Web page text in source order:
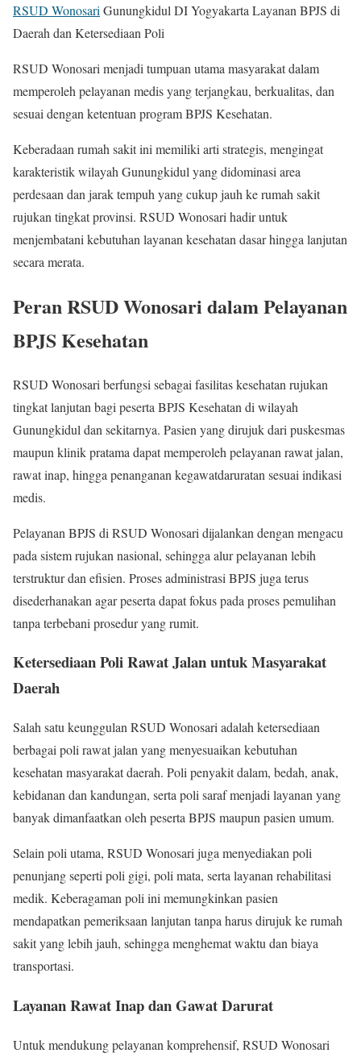
RSUD Wonosari Gunungkidul DI Yogyakarta Layanan BPJS di
Daerah dan Ketersediaan Poli
RSUD Wonosari menjadi tumpuan utama masyarakat dalam
memperoleh pelayanan medis yang terjangkau, berkualitas, dan
sesuai dengan ketentuan program BPJS Kesehatan.
Keberadaan rumah sakit ini memiliki arti strategis, mengingat
karakteristik wilayah Gunungkidul yang didominasi area
perdesaan dan jarak tempuh yang cukup jauh ke rumah sakit
rujukan tingkat provinsi. RSUD Wonosari hadir untuk
menjembatani kebutuhan layanan kesehatan dasar hingga lanjutan
secara merata.
Peran RSUD Wonosari dalam Pelayanan
BPJS Kesehatan
RSUD Wonosari berfungsi sebagai fasilitas kesehatan rujukan
tingkat lanjutan bagi peserta BPJS Kesehatan di wilayah
Gunungkidul dan sekitarnya. Pasien yang dirujuk dari puskesmas
maupun klinik pratama dapat memperoleh pelayanan rawat jalan,
rawat inap, hingga penanganan kegawatdaruratan sesuai indikasi
medis.
Pelayanan BPJS di RSUD Wonosari dijalankan dengan mengacu
pada sistem rujukan nasional, sehingga alur pelayanan lebih
terstruktur dan efisien. Proses administrasi BPJS juga terus
disederhanakan agar peserta dapat fokus pada proses pemulihan
tanpa terbebani prosedur yang rumit.
Ketersediaan Poli Rawat Jalan untuk Masyarakat
Daerah
Salah satu keunggulan RSUD Wonosari adalah ketersediaan
berbagai poli rawat jalan yang menyesuaikan kebutuhan
kesehatan masyarakat daerah. Poli penyakit dalam, bedah, anak,
kebidanan dan kandungan, serta poli saraf menjadi layanan yang
banyak dimanfaatkan oleh peserta BPJS maupun pasien umum.
Selain poli utama, RSUD Wonosari juga menyediakan poli
penunjang seperti poli gigi, poli mata, serta layanan rehabilitasi
medik. Keberagaman poli ini memungkinkan pasien
mendapatkan pemeriksaan lanjutan tanpa harus dirujuk ke rumah
sakit yang lebih jauh, sehingga menghemat waktu dan biaya
transportasi.
Layanan Rawat Inap dan Gawat Darurat
Untuk mendukung pelayanan komprehensif, RSUD Wonosari